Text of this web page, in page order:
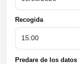
Recogida
Predare de los datos